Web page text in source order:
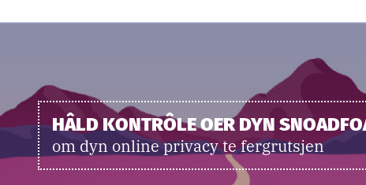
HÂLD KONTRÔLE OER DYN
om dyn online privacy te fergrutsjen